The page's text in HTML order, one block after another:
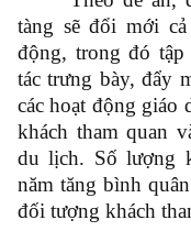
tàng sẽ đổi mới
động, trong đó tập
tác trưng bày, đẩy
các hoạt động giáo
khách tham quan
du lịch. Số lượng
năm tăng bình
đối tượng khách